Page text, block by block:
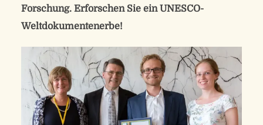
Forschung. Erforschen Sie ein UNESCO-
Weltdokumentenerbe!